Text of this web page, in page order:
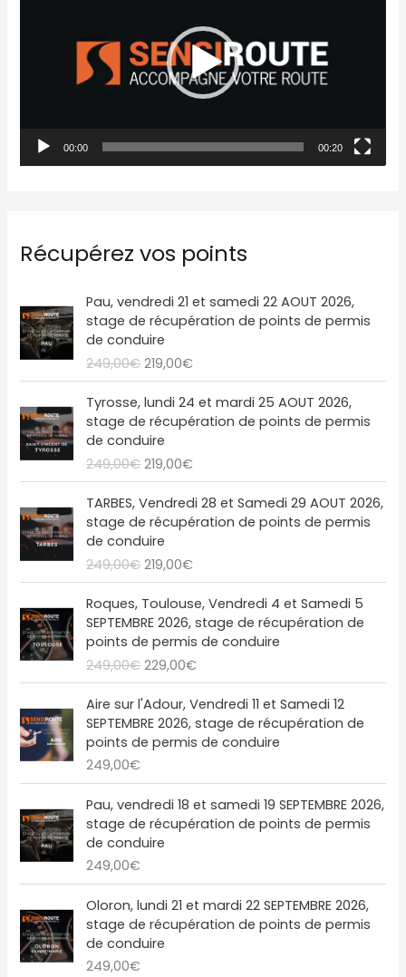
o
00:00 00:20
Récupérez vos points
Pau, vendredi 21 et samedi 22 AOUT 2026,
stage de récupération de points de permis
de conduire
249,00€
L
e
p
r
i
i
n
i
t
i
a
l
é
t
a
i
t
2
9
,
0
€
.
219,00€
e
p
a
c
e
l
e
:
2
1
,
0
€
.
Tyrosse, lundi 24 et mardi 25 AOUT 2026,
stage de récupération de points de permis
de conduire
249,00€
L
e
p
r
i
i
n
i
t
i
a
l
é
t
a
i
t
9
,
0
€
.
219,00€
L
e
p
a
c
e
l
e
s
t
:
2
1
0
€
TARBES, Vendredi 28 et Samedi 29 AOUT 2026,
stage de récupération de points de permis
de conduire
249,00€
e
p
r
i
x
i
n
i
t
i
a
l
é
a
i
t
9
,
0
219,00€
L
e
p
x
a
c
t
u
e
l
e
s
:
2
0
€
Roques, Toulouse, Vendredi 4 et Samedi 5
SEPTEMBRE 2026, stage de récupération de
points de permis de conduire
249,00€
e
p
r
i
x
i
n
i
i
a
l
é
a
i
t
229,00€
e
p
r
x
a
c
t
e
l
e
:
2
Aire sur l'Adour, Vendredi 11 et Samedi 12
SEPTEMBRE 2026, stage de récupération de
points de permis de conduire
249,00€
Pau, vendredi 18 et samedi 19 SEPTEMBRE 2026,
stage de récupération de points de permis
de conduire
249,00€
Oloron, lundi 21 et mardi 22 SEPTEMBRE 2026,
stage de récupération de points de permis
de conduire
249,00€